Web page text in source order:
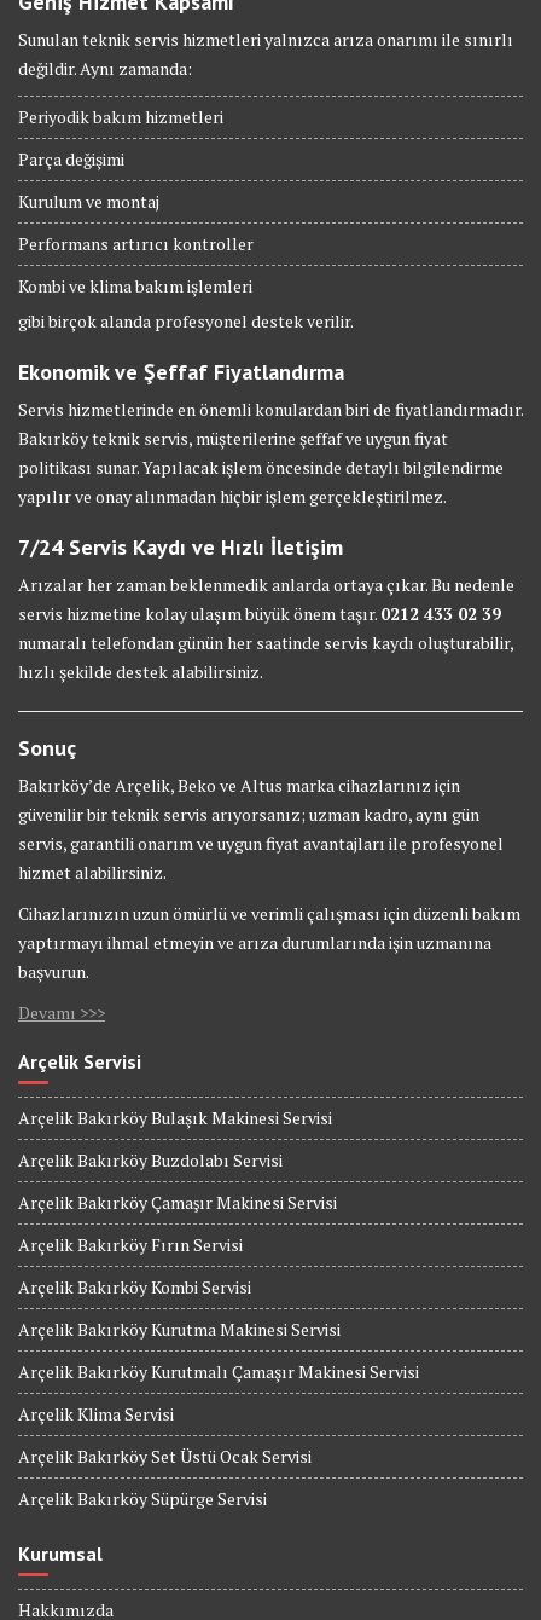
Sunulan teknik servis hizmetleri yalnızca arıza onarımı ile sınırlı
değildir. Aynı zamanda:
Periyodik bakım hizmetleri
Parça değişimi
Kurulum ve montaj
Performans artırıcı kontroller
Kombi ve klima bakım işlemleri
gibi birçok alanda profesyonel destek verilir.
Ekonomik ve Şeffaf Fiyatlandırma
Servis hizmetlerinde en önemli konulardan biri de fiyatlandırmadır.
Bakırköy teknik servis, müşterilerine şeffaf ve uygun fiyat
politikası sunar. Yapılacak işlem öncesinde detaylı bilgilendirme
yapılır ve onay alınmadan hiçbir işlem gerçekleştirilmez.
7/24 Servis Kaydı ve Hızlı İletişim
Arızalar her zaman beklenmedik anlarda ortaya çıkar. Bu nedenle
servis hizmetine kolay ulaşım büyük önem taşır. 0212 433 02 39
numaralı telefondan günün her saatinde servis kaydı oluşturabilir,
hızlı şekilde destek alabilirsiniz.
Sonuç
Bakırköy’de Arçelik, Beko ve Altus marka cihazlarınız için
güvenilir bir teknik servis arıyorsanız; uzman kadro, aynı gün
servis, garantili onarım ve uygun fiyat avantajları ile profesyonel
hizmet alabilirsiniz.
Cihazlarınızın uzun ömürlü ve verimli çalışması için düzenli bakım
yaptırmayı ihmal etmeyin ve arıza durumlarında işin uzmanına
başvurun.
Devamı >>>
Arçelik Servisi
Arçelik Bakırköy Bulaşık Makinesi Servisi
Arçelik Bakırköy Buzdolabı Servisi
Arçelik Bakırköy Çamaşır Makinesi Servisi
Arçelik Bakırköy Fırın Servisi
Arçelik Bakırköy Kombi Servisi
Arçelik Bakırköy Kurutma Makinesi Servisi
Arçelik Bakırköy Kurutmalı Çamaşır Makinesi Servisi
Arçelik Klima Servisi
Arçelik Bakırköy Set Üstü Ocak Servisi
Arçelik Bakırköy Süpürge Servisi
Kurumsal
Hakkımızda